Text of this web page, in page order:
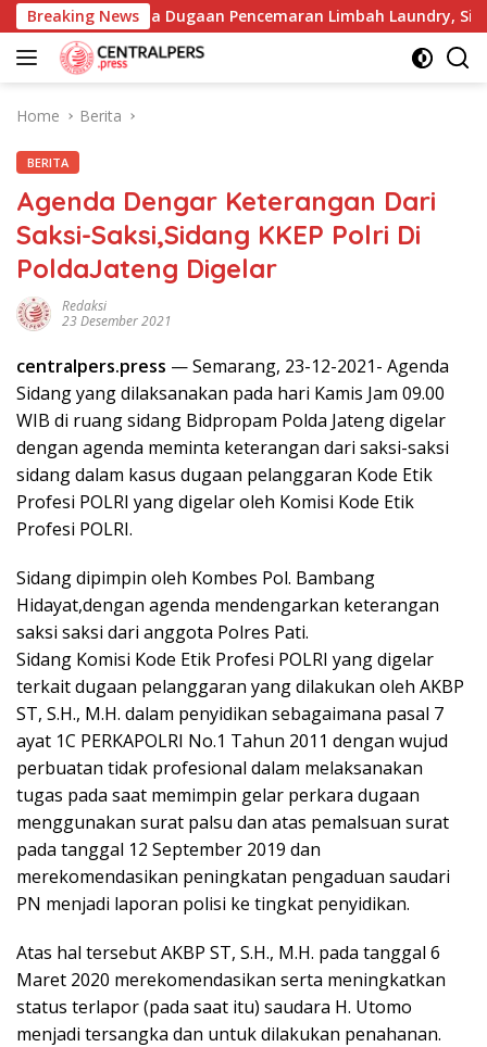
Skip
to
content
Breaking News
Mata Dugaan Pencemaran Limbah Laundry, Siap
Home Berita
BERITA
Agenda Dengar Keterangan Dari
Saksi-Saksi,Sidang KKEP Polri Di
PoldaJateng Digelar
Redaksi
23 Desember 2021
centralpers.press — Semarang, 23-12-2021- Agenda
Sidang yang dilaksanakan pada hari Kamis Jam 09.00
WIB di ruang sidang Bidpropam Polda Jateng digelar
dengan agenda meminta keterangan dari saksi-saksi
sidang dalam kasus dugaan pelanggaran Kode Etik
Profesi POLRI yang digelar oleh Komisi Kode Etik
Profesi POLRI.
Sidang dipimpin oleh Kombes Pol. Bambang
Hidayat,dengan agenda mendengarkan keterangan
saksi saksi dari anggota Polres Pati.
Sidang Komisi Kode Etik Profesi POLRI yang digelar
terkait dugaan pelanggaran yang dilakukan oleh AKBP
ST, S.H., M.H. dalam penyidikan sebagaimana pasal 7
ayat 1C PERKAPOLRI No.1 Tahun 2011 dengan wujud
perbuatan tidak profesional dalam melaksanakan
tugas pada saat memimpin gelar perkara dugaan
menggunakan surat palsu dan atas pemalsuan surat
pada tanggal 12 September 2019 dan
merekomendasikan peningkatan pengaduan saudari
PN menjadi laporan polisi ke tingkat penyidikan.
Atas hal tersebut AKBP ST, S.H., M.H. pada tanggal 6
Maret 2020 merekomendasikan serta meningkatkan
status terlapor (pada saat itu) saudara H. Utomo
menjadi tersangka dan untuk dilakukan penahanan.